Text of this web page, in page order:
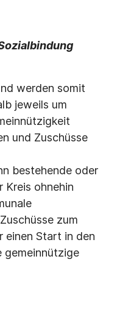
werden somit
jeweils um
und Zuschüsse
bestehende oder
Kreis ohnehin
zum
einen Start in den
gemeinnützige